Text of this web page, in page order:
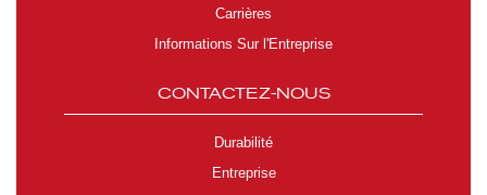
Carrières
Informations Sur l'Entreprise
CONTACTEZ-NOUS
Durabilité
Entreprise